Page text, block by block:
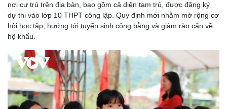
Thông tin doanh nghiệp
Doanh nghiệp 24h
Doanh nhân
Vì cộng đồng
Sành điệu
Tin Công nghệ
Trải nghiệm
nơi cư trú trên địa bàn, bao gồm cả diện tạm trú, được đăng ký
dự thi vào lớp 10 THPT công lập. Quy định mới nhằm mở rộng cơ
hội học tập, hướng tới tuyển sinh công bằng và giảm rào cản về
hộ khẩu.